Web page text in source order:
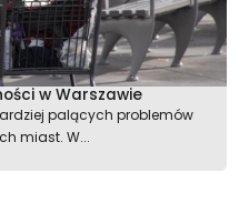
w Warszawie
palących problemów
miast. W...